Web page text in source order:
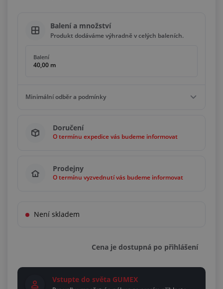
Balení a množství
Produkt dodáváme výhradně v celých baleních.
Balení
40,00 m
Minimální odběr a podmínky
40,00 m
Násobky 40,00 m
Doručení
O termínu expedice vás budeme informovat
Prodejny
O termínu vyzvednutí vás budeme informovat
Není skladem
Cena je dostupná po přihlášení
Vstupte do světa GUMEX